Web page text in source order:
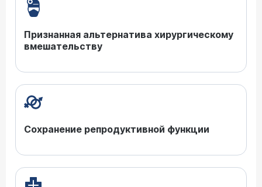
Признанная альтернатива хирургическому
вмешательству
Сохранение репродуктивной функции